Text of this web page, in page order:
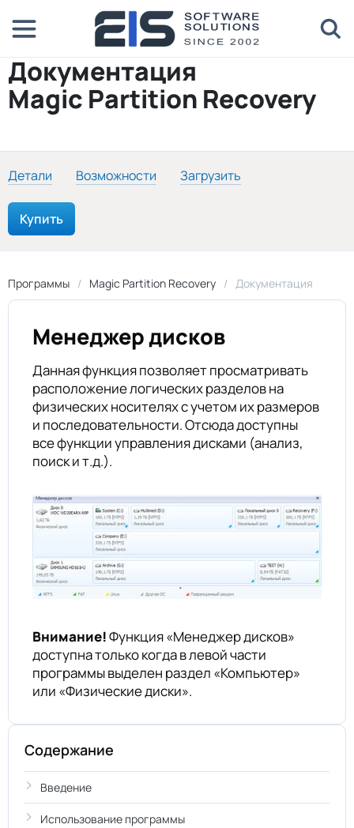
Документация
Magic Partition Recovery
Детали Возможности Загрузить
Купить
Программы Magic Partition Recovery Документация
Менеджер дисков
Данная функция позволяет просматривать
расположение логических разделов на
физических носителях с учетом их размеров
и последовательности. Отсюда доступны
все функции управления дисками (анализ,
поиск и т.д.).
Внимание!Функция «Менеджер дисков»
доступна только когда в левой части
программы выделен раздел «Компьютер»
или «Физические диски».
Содержание
Введение
Использование программы